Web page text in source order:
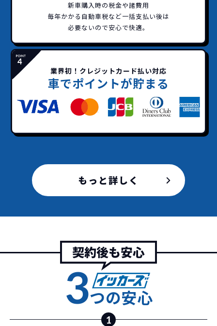
新車購入時の税金や諸費用
毎年かかる自動車税など一括支払い後は
必要ないので安心で快適。
業界初！クレジットカード払い対応
車でポイントが貯まる
頭金不要で超低価格！憧れのクルマが手軽に乗れ
ます！
安さの秘密
ジョイカルジャパンが今まで培ってきた
日本全国・世界中の流通ネットワークと
価設定」を実現しました。
格設定が可能となりました。
に新車なので故障の心配がありませんし、急なラ
イフスタイルの変化にも対応が可能です。
故障リスクが非常に低い
3年以内の契約なので、故障リスクが非常
契約リスクが少ない
ライフスタイルに合わせたお車の選択が
できます。急な引っ越し、転勤、家族が増
えるなど。その時その時の状況に合わせ
た車を選べるっていいとおもいません
金など一切不要！一括価格をお支払いいただく
だけでご利用いただけます。
新車購入時の税金や
諸費用などが不要
用｣や「各種税金」は車両本体以外にかか
ります。
これらの費用がコミコミの料金です。
継続的にかかる費用が
コミコミ
もっと詳しく
3つの安心
1